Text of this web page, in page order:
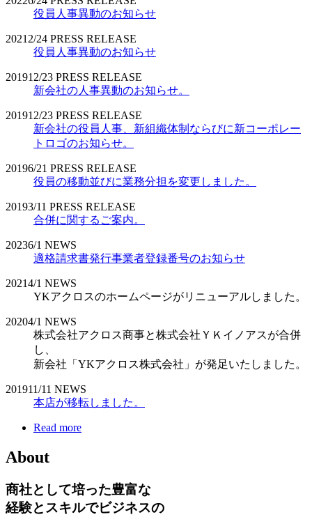
役員人事異動のお知らせ
2021 2/24 PRESS RELEASE
役員人事異動のお知らせ
201912/23 PRESS RELEASE
新会社の人事異動のお知らせ。
201912/23 PRESS RELEASE
新会社の役員人事、新組織体制ならびに新コーポレー
トロゴのお知らせ。
20196/21 PRESS RELEASE
役員の移動並びに業務分担を変更しました。
20193/11 PRESS RELEASE
合併に関するご案内。
20236/1 NEWS
適格請求書発行事業者登録番号のお知らせ
20214/1 NEWS
YKアクロスのホームページがリニューアルしました。
20204/1 NEWS
株式会社アクロス商事と株式会社ＹＫイノアスが合併
し、
新会社「YKアクロス株式会社」が発足いたしました。
201911/11 NEWS
本店が移転しました。
Read more
About
商社として培った豊富な
経験とスキルでビジネスの